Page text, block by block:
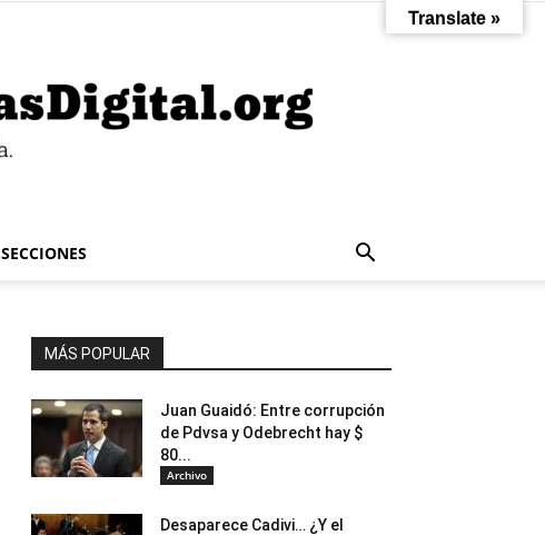
SECCIONES
MÁS POPULAR
Juan Guaidó: Entre corrupción
de Pdvsa y Odebrecht hay $
80...
Archivo
Desaparece Cadivi… ¿Y el
Translate »